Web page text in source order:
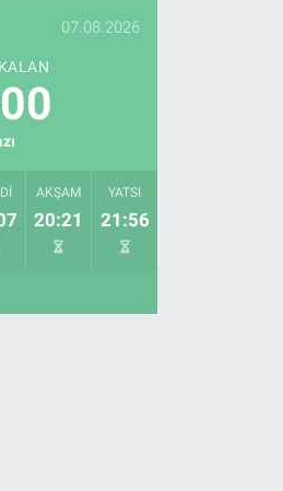
07.08.2026
AKŞAM
20:21
YATSI
21:56